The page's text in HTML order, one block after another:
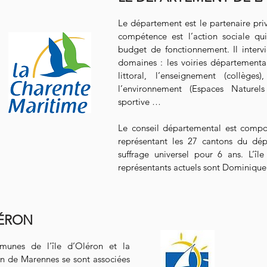
Le département est le partenaire
compétence est l’action sociale
budget de fonctionnement. Il
domaines : les voiries
littoral, l’enseignement
l’environnement (Espaces
sportive …
Le conseil départemental est
représentant les 27 cantons du
suffrage universel pour 6 ans.
représentants actuels sont
de l’île d’Oléron et la
de Marennes se sont associées